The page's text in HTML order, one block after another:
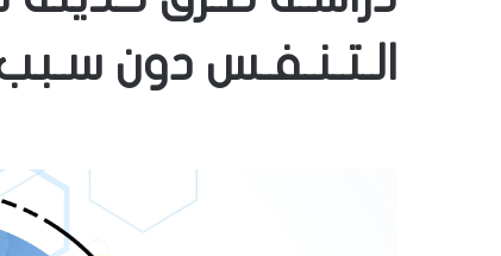
الـتـنـفـس دون